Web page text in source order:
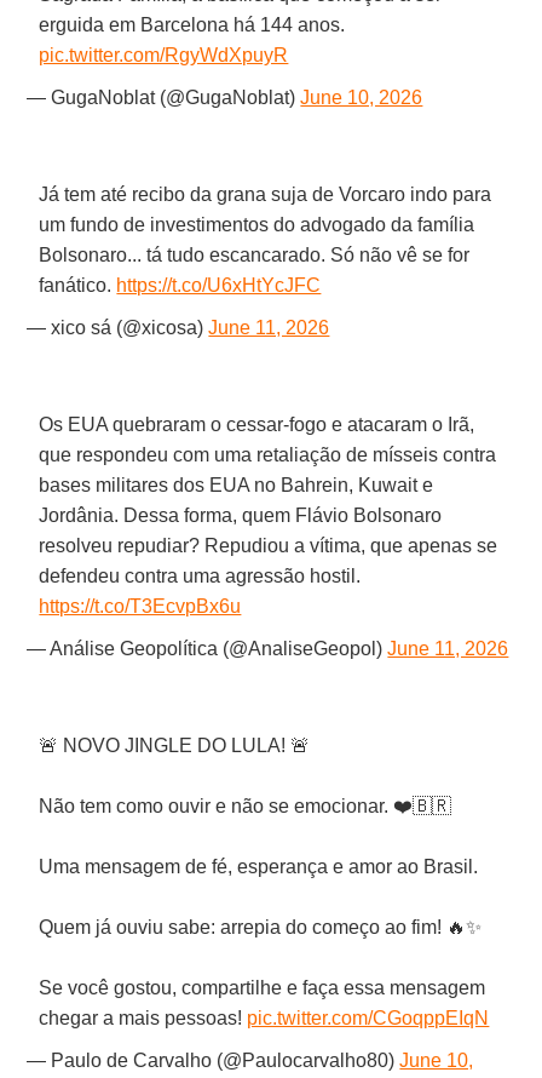
erguida em Barcelona há 144 anos.
pic.twitter.com/RgyWdXpuyR
— GugaNoblat (@GugaNoblat)June 10, 2026
Já tem até recibo da grana suja de Vorcaro indo para
um fundo de investimentos do advogado da família
Bolsonaro... tá tudo escancarado. Só não vê se for
fanático. https://t.co/U6xHtYcJFC
— xico sá (@xicosa)June 11, 2026
Os EUA quebraram o cessar-fogo e atacaram o Irã,
que respondeu com uma retaliação de mísseis contra
bases militares dos EUA no Bahrein, Kuwait e
Jordânia. Dessa forma, quem Flávio Bolsonaro
resolveu repudiar? Repudiou a vítima, que apenas se
defendeu contra uma agressão hostil.
https://t.co/T3EcvpBx6u
— Análise Geopolítica (@AnaliseGeopol)June 11, 2026
🚨 NOVO JINGLE DO LULA! 🚨
Não tem como ouvir e não se emocionar. ❤️🇧🇷
Uma mensagem de fé, esperança e amor ao Brasil.
Quem já ouviu sabe: arrepia do começo ao fim! 🔥✨
Se você gostou, compartilhe e faça essa mensagem
chegar a mais pessoas! pic.twitter.com/CGoqppEIqN
— Paulo de Carvalho (@Paulocarvalho80)June 10,